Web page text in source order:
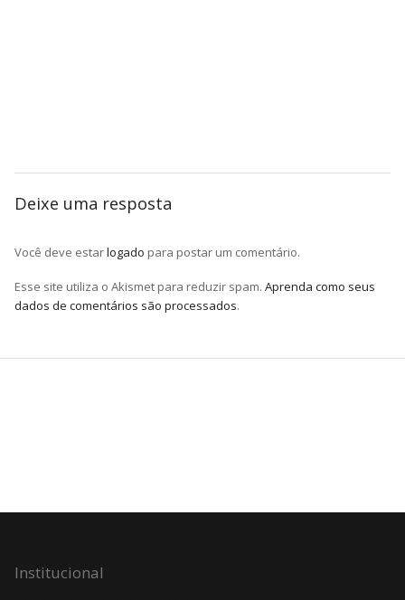
Deixe uma resposta
Você deve estarlogado para postar um comentário.
Esse site utiliza o Akismet para reduzir spam. Aprenda como seus
dados de comentários são processados.
Institucional